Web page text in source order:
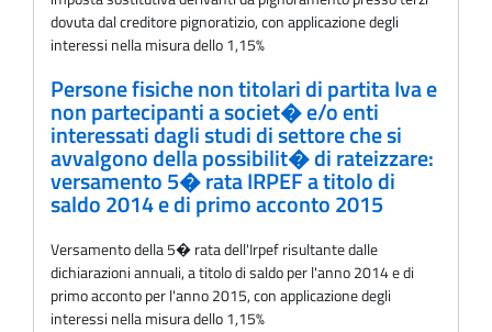
dovuta dal creditore pignoratizio, con applicazione degli
interessi nella misura dello 1,15%
Persone fisiche non titolari di partita Iva e
non partecipanti a societ� e/o enti
interessati dagli studi di settore che si
avvalgono della possibilit� di rateizzare:
versamento 5� rata IRPEF a titolo di
saldo 2014 e di primo acconto 2015
Versamento della 5� rata dell'Irpef risultante dalle
dichiarazioni annuali, a titolo di saldo per l'anno 2014 e di
primo acconto per l'anno 2015, con applicazione degli
interessi nella misura dello 1,15%